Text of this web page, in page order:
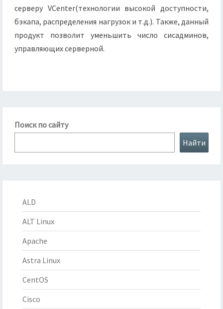
серверу VCenter(технологии высокой доступности,
бэкапа, распределения нагрузок и т.д.). Также, данный
продукт позволит уменьшить число сисадминов,
управляющих серверной.
Поиск по сайту
Найти
ALD
ALT Linux
Apache
Astra Linux
CentOS
Cisco